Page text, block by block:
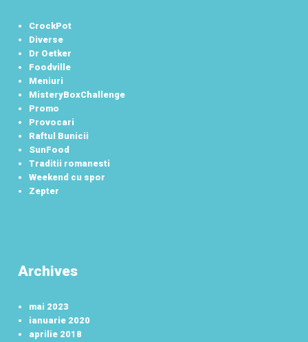
CrockPot
Diverse
Dr Oetker
Foodville
Meniuri
MisteryBoxChallenge
Promo
Provocari
Raftul Bunicii
SunFood
Traditii romanesti
Weekend cu spor
Zepter
Archives
mai 2023
ianuarie 2020
aprilie 2018